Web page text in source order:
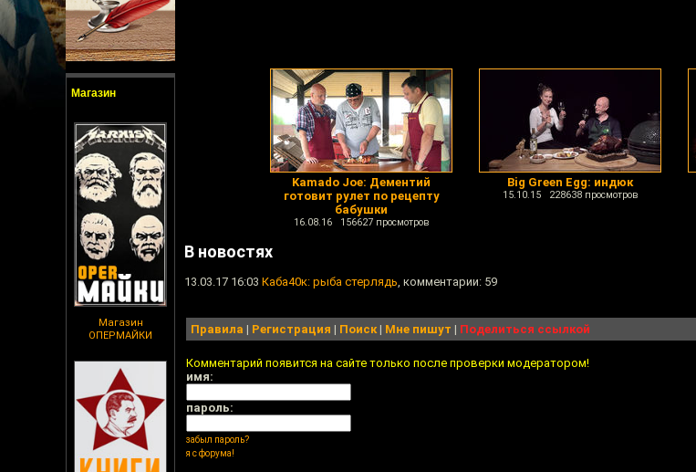
Магазин
Магазин
ОПЕРМАЙКИ
Kamado Joe: Дементий
готовит рулет по рецепту
бабушки
16.08.16 156627 просмотров
Big Green Egg: индюк
15.10.15 228638 просмотров
В новостях
13.03.17 16:03 Каба40к: рыба стерлядь, комментарии: 59
Правила | Регистрация | Поиск| Мне пишут | Поделиться ссылкой
Комментарий появится на сайте только после проверки модератором!
имя:
пароль:
забыл пароль?
я с форума!